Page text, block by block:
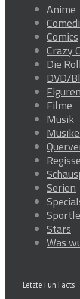
Anime
Comics
Crazy
Die
DVD/
Figuren
Filme
Musik
Serien
Stars
Was
Letzte Fun Facts